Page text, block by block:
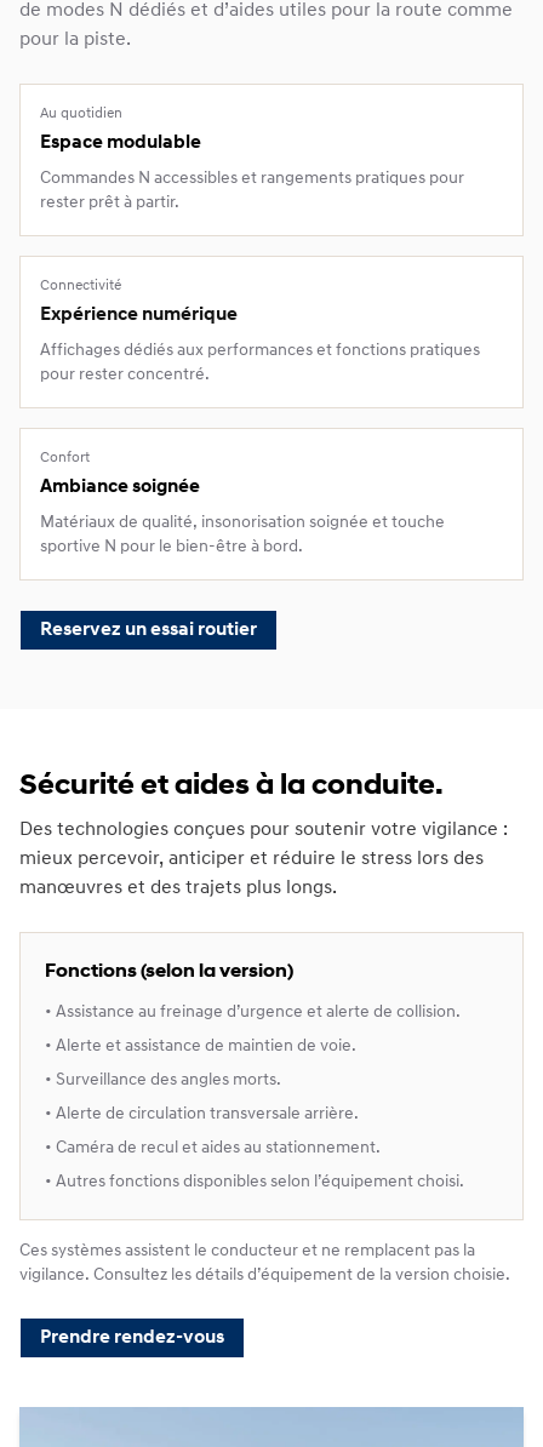
de modes N dédiés et d’aides utiles pour la route comme
pour la piste.
Au quotidien
Espace modulable
Commandes N accessibles et rangements pratiques pour
rester prêt à partir.
Connectivité
Expérience numérique
Affichages dédiés aux performances et fonctions pratiques
pour rester concentré.
Confort
Ambiance soignée
Matériaux de qualité, insonorisation soignée et touche
sportive N pour le bien‑être à bord.
Reservez un essai routier
Sécurité et aides à la conduite.
Des technologies conçues pour soutenir votre vigilance :
mieux percevoir, anticiper et réduire le stress lors des
manœuvres et des trajets plus longs.
Fonctions (selon la version)
• Assistance au freinage d’urgence et alerte de collision.
• Alerte et assistance de maintien de voie.
• Surveillance des angles morts.
• Alerte de circulation transversale arrière.
• Caméra de recul et aides au stationnement.
• Autres fonctions disponibles selon l’équipement choisi.
Ces systèmes assistent le conducteur et ne remplacent pas la
vigilance. Consultez les détails d’équipement de la version choisie.
Prendre rendez-vous